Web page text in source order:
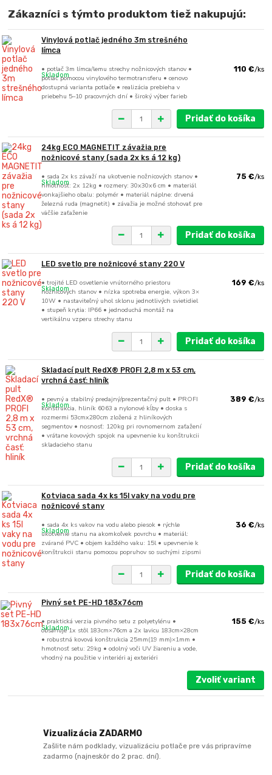
Zákazníci s týmto produktom tiež nakupujú:
Vinylová potlač jedného 3m strešného
límca
• potlač 3m límca/lemu strechy nožnicových stanov •
potlač pomocou vinylového termotransferu • cenovo
dostupná varianta potlače • realizácia prebieha v
priebehu 5–10 pracovných dní • široký výber farieb
110 €/ks
Skladom
Pridať do košíka
24kg ECO MAGNETIT závažia pre
nožnicové stany (sada 2x ks á 12 kg)
• sada 2x ks závaží na ukotvenie nožnicových stanov •
hmotnosť: 2x 12kg • rozmery: 30x30x6 cm • materiál
vonkajšieho obalu: polymér • materiál náplne: drvená
železná ruda (magnetit) • závažia je možné stohovať pre
väčšie zaťaženie
75 €/ks
Skladom
Pridať do košíka
LED svetlo pre nožnicové stany 220 V
• trojité LED osvetlenie vnútorného priestoru
nožnicových stanov • nízka spotreba energie, výkon 3×
10W • nastaviteľný uhol sklonu jednotlivých svietidiel
• stupeň krytia: IP66 • jednoduchá montáž na
vertikálnu vzperu strechy stanu
169 €/ks
Skladom
Pridať do košíka
Skladací pult RedX® PROFI 2,8 m x 53 cm,
vrchná časť: hliník
• pevný a stabilný predajný/prezentačný pult • PROFI
konštrukcia, hliník 6063 a nylonové kĺby • doska s
rozmermi 53cmx280cm zložená z hliníkových
segmentov • nosnosť: 120kg pri rovnomernom zaťažení
• vrátane kovových spojok na upevnenie ku konštrukcii
skladacieho stanu
389 €/ks
Skladom
Pridať do košíka
Kotviaca sada 4x ks 15l vaky na vodu pre
nožnicové stany
• sada 4x ks vakov na vodu alebo piesok • rýchle
ukotvenie stanu na akomkoľvek povrchu • materiál:
zvárané PVC • objem každého vaku: 15l • upevnenie k
konštrukcii stanu pomocou popruhov so suchými zipsmi
36 €/ks
Skladom
Pridať do košíka
Pivný set PE-HD 183x76cm
• praktická verzia pivného setu z polyetylénu •
obsahuje 1x stôl 183cm×76cm a 2x lavicu 183cm×28cm
• robustná kovová konštrukcia 25mm(19 mm)×1mm •
hmotnosť setu: 29kg • odolný voči UV žiareniu a vode,
vhodný na použitie v interiéri aj exteriéri
155 €/ks
Skladom
Zvoliť variant
Vizualizácia ZADARMO
Zašlite nám podklady, vizualizáciu potlače pre vás pripravíme
zadarmo (najneskôr do 2 prac. dní).